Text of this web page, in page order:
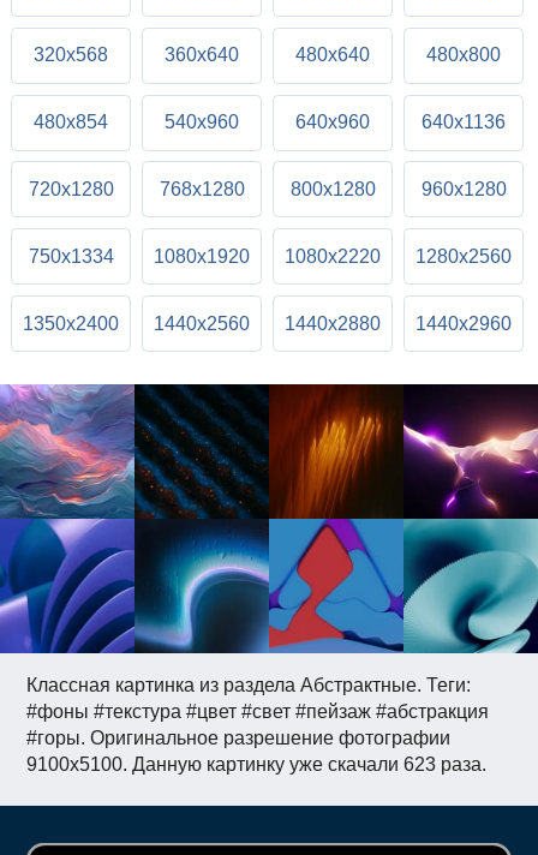
Классная картинка из раздела Абстрактные. Теги:
#фоны #текстура #цвет #свет #пейзаж #абстракция
#горы. Оригинальное разрешение фотографии
9100x5100. Данную картинку уже скачали 623 раза.
320x568 360x640 480x640 480x800
480x854 540x960 640x960 640x1136
720x1280 768x1280 800x1280 960x1280
750x1334 1080x1920 1080x2220 1280x2560
1350x2400 1440x2560 1440x2880 1440x2960